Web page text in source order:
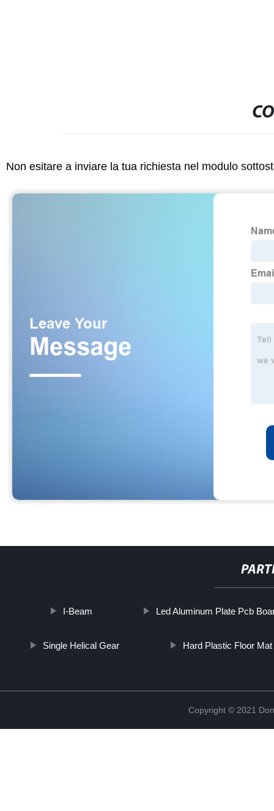
Non esitare a inviare la tua richiesta nel modulo
I-Beam Led Aluminum Plate Pcb
Single Helical Gear Hard Plastic Floor Mat
Copyright © 2021